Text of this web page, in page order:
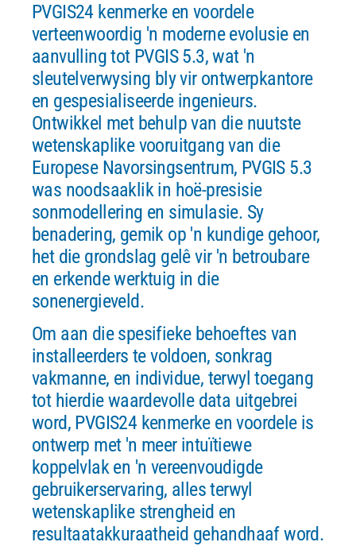
PVGIS24 kenmerke en voordele
verteenwoordig 'n moderne evolusie en
aanvulling tot PVGIS 5.3, wat 'n
sleutelverwysing bly vir ontwerpkantore
en gespesialiseerde ingenieurs.
Ontwikkel met behulp van die nuutste
wetenskaplike vooruitgang van die
Europese Navorsingsentrum, PVGIS 5.3
was noodsaaklik in hoë-presisie
sonmodellering en simulasie. Sy
benadering, gemik op 'n kundige gehoor,
het die grondslag gelê vir 'n betroubare
en erkende werktuig in die
sonenergieveld.
Om aan die spesifieke behoeftes van
installeerders te voldoen, sonkrag
vakmanne, en individue, terwyl toegang
tot hierdie waardevolle data uitgebrei
word, PVGIS24 kenmerke en voordele is
ontwerp met 'n meer intuïtiewe
koppelvlak en 'n vereenvoudigde
gebruikerservaring, alles terwyl
wetenskaplike strengheid en
resultaatakkuraatheid gehandhaaf word.